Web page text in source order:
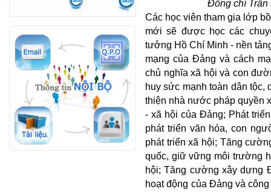
Đồng chí Trần
Các học viên tham gia lớp
mới sẽ được học các
tưởng Hồ Chí Minh - nền
mạng của Đảng và cách
chủ nghĩa xã hội và con
huy sức mạnh toàn dân tộc,
thiện nhà nước pháp quyền
- xã hội của Đảng; Phát
phát triển văn hóa, con
phát triển xã hội; Tăng
quốc, giữ vững môi trường
hội; Tăng cường xây dựng
hoạt động của Đảng và